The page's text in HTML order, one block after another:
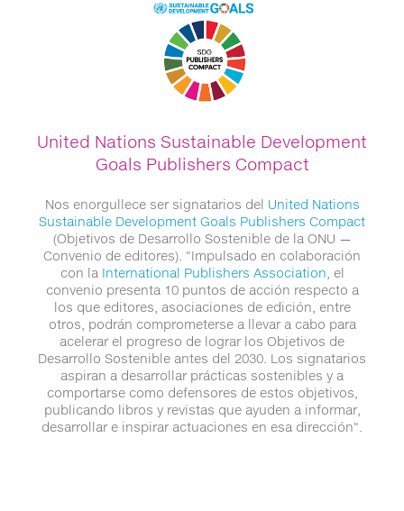
United Nations Sustainable Development
Goals Publishers Compact
Nos enorgullece ser signatarios del United Nations
Sustainable Development Goals Publishers Compact
(Objetivos de Desarrollo Sostenible de la ONU —
Convenio de editores). "Impulsado en colaboración
con la International Publishers Association , el
convenio presenta 10 puntos de acción respecto a
los que editores, asociaciones de edición, entre
otros, podrán comprometerse a llevar a cabo para
acelerar el progreso de lograr los Objetivos de
Desarrollo Sostenible antes del 2030. Los signatarios
aspiran a desarrollar prácticas sostenibles y a
comportarse como defensores de estos objetivos,
publicando libros y revistas que ayuden a informar,
desarrollar e inspirar actuaciones en esa dirección".